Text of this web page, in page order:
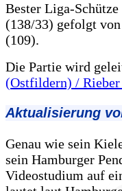
Bester Liga-
(138/33) gefolgt von
(109).
Die Partie wird
(Ostfildern) /
Aktualisierung
Genau wie sein
sein Hamburger
Videostudium auf